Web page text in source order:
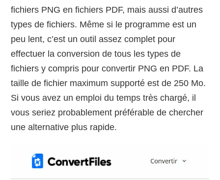
fichiers PNG en fichiers PDF, mais aussi d’autres
types de fichiers. Même si le programme est un
peu lent, c’est un outil assez complet pour
effectuer la conversion de tous les types de
fichiers y compris pour convertir PNG en PDF. La
taille de fichier maximum supporté est de 250 Mo.
Si vous avez un emploi du temps très chargé, il
vous seriez probablement préférable de chercher
une alternative plus rapide.